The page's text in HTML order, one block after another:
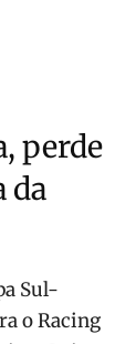
perde
da
Sul-
o Racing